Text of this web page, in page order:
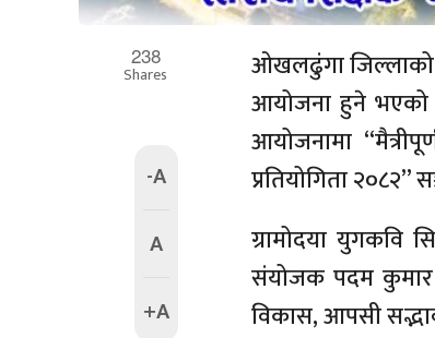
238
Shares
-A
A
+A
ओखलढुंगा जिल्लाको
आयोजना हुने भएको
आयोजनामा
प्रतियोगिता २०८२”
ग्रामोदया युगकवि
संयोजक पदम कुमार
विकास, आपसी